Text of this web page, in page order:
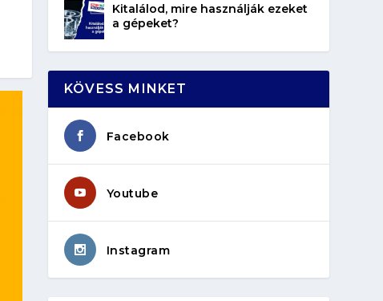
Kitalálod, mire használják ezeket
a gépeket?
KÖVESS MINKET
Facebook
Youtube
Instagram